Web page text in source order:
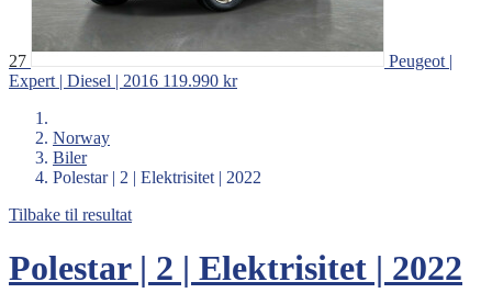
27
Peugeot |
Expert | Diesel | 2016 119.990 kr
Norway
Biler
Polestar | 2 | Elektrisitet | 2022
Tilbake til resultat
Polestar | 2 | Elektrisitet | 2022